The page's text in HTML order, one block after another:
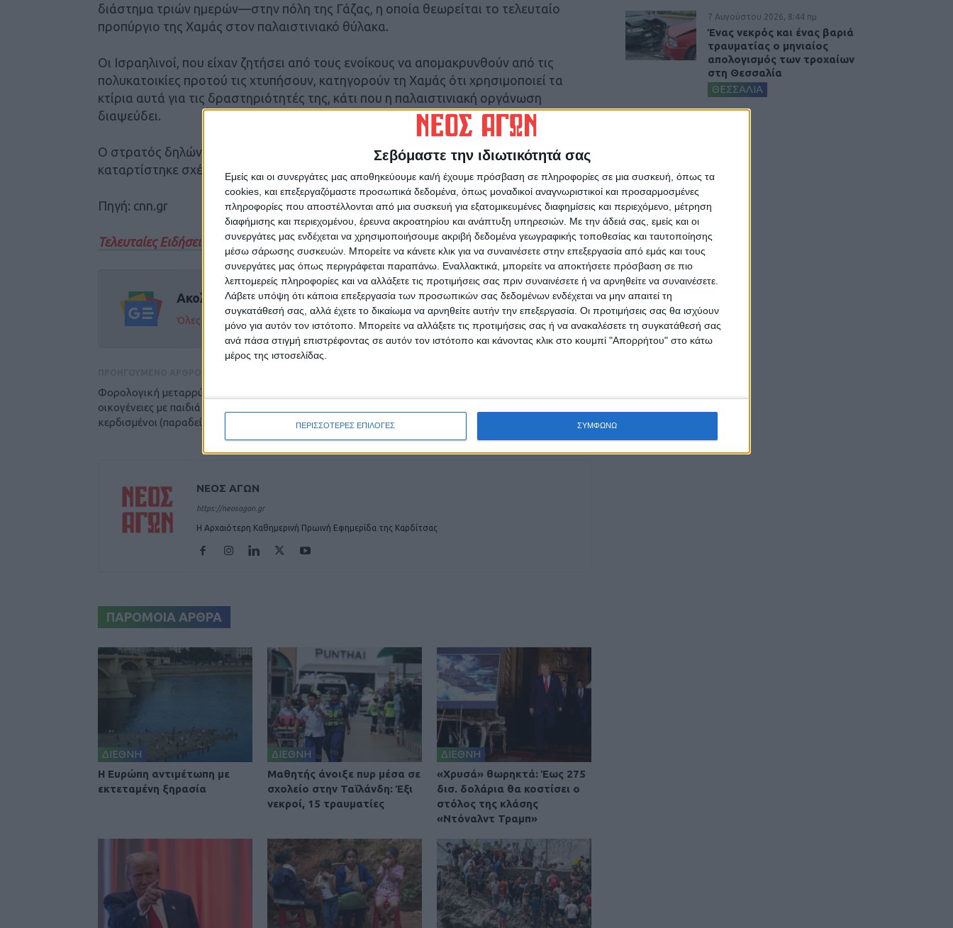
Σεβόμαστε την ιδιωτικότητά σας
Εμείς και οι συνεργάτες μας αποθηκεύουμε και/ή έχουμε πρόσβαση σε πληροφορίες σε μια συσκευή, όπως τα
cookies, και επεξεργαζόμαστε προσωπικά δεδομένα, όπως μοναδικοί αναγνωριστικοί και προσαρμοσμένες
πληροφορίες που αποστέλλονται από μια συσκευή για εξατομικευμένες διαφημίσεις και περιεχόμενο, μέτρηση
διαφήμισης και περιεχομένου, έρευνα ακροατηρίου και ανάπτυξη υπηρεσιών. Με την άδειά σας, εμείς και οι
συνεργάτες μας ενδέχεται να χρησιμοποιήσουμε ακριβή δεδομένα γεωγραφικής τοποθεσίας και ταυτοποίησης
μέσω σάρωσης συσκευών. Μπορείτε να κάνετε κλικ για να συναινέσετε στην επεξεργασία από εμάς και τους
συνεργάτες μας όπως περιγράφεται παραπάνω. Εναλλακτικά, μπορείτε να αποκτήσετε πρόσβαση σε πιο
λεπτομερείς πληροφορίες και να αλλάξετε τις προτιμήσεις σας πριν συναινέσετε ή να αρνηθείτε να συναινέσετε.
Λάβετε υπόψη ότι κάποια επεξεργασία των προσωπικών σας δεδομένων ενδέχεται να μην απαιτεί τη
συγκατάθεσή σας, αλλά έχετε το δικαίωμα να αρνηθείτε αυτήν την επεξεργασία. Οι προτιμήσεις σας θα ισχύουν
μόνο για αυτόν τον ιστότοπο. Μπορείτε να αλλάξετε τις προτιμήσεις σας ή να ανακαλέσετε τη συγκατάθεσή σας
ανά πάσα στιγμή επιστρέφοντας σε αυτόν τον ιστότοπο και κάνοντας κλικ στο κουμπί "Απορρήτου" στο κάτω
μέρος της ιστοσελίδας.
ΠΕΡΙΣΣΟΤΕΡΕΣ ΕΠΙΛΟΓΕΣ ΣΥΜΦΩΝΩ
διάστημα τριών ημερών—στην πόλη της Γάζας, η οποία θεωρείται το τελευταίο
προπύργιο της Χαμάς στον παλαιστινιακό θύλακα.
Οι Ισραηλινοί, που είχαν ζητήσει από τους ενοίκους να απομακρυνθούν από τις
πολυκατοικίες προτού τις χτυπήσουν, κατηγορούν τη Χαμάς ότι χρησιμοποιεί τα
κτίρια αυτά για τις δραστηριότητές της, κάτι που η παλαιστινιακή οργάνωση
διαψεύδει.
Ο στρατός δηλώνει ότι ελέγχει το 40% της πόλης της Γάζας, ενώ τον Αύγουστο
καταρτίστηκε σχέδιο για την πλήρη κατάκτηση της πόλης.
Πηγή: cnn.gr
Τελευταίες Ειδήσεις Σήμερα
Ακολούθησε την εφημερίδα ΝΕΟΣ ΑΓΩΝ στο Google News!
Όλες οι εξελίξεις στην περιοχή της Καρδίτσας και ευρύτερα της Θεσσαλίας
Φορολογική μεταρρύθμιση: Νέοι εργαζόμενοι,
οικογένειες με παιδιά και ένστολοι οι
κερδισμένοι (παραδείγματα)
ΝΕΟΣ ΑΓΩΝ
https://neosagon.gr
Η Αρχαιότερη Καθημερινή Πρωινή Εφημερίδα της Καρδίτσας
ΠΑΡΟΜΟΙΑ ΑΡΘΡΑ
ΔΙΕΘΝΗ
Η Ευρώπη αντιμέτωπη με
εκτεταμένη ξηρασία
ΔΙΕΘΝΗ
Μαθητής άνοιξε πυρ μέσα σε
σχολείο στην Ταϊλάνδη: Έξι
νεκροί, 15 τραυματίες
ΔΙΕΘΝΗ
«Χρυσά» θωρηκτά: Έως 275
δισ. δολάρια θα κοστίσει ο
στόλος της κλάσης
«Ντόναλντ Τραμπ»
7 Αυγούστου 2026, 8:44 πμ
Ένας νεκρός και ένας βαριά
τραυματίας ο μηνιαίος
απολογισμός των τροχαίων
στη Θεσσαλία
ΘΕΣΣΑΛΙΑ